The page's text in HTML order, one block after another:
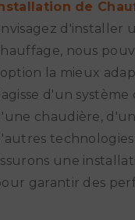
de
d'installer
nous
la mieux
d'un
chaudière,
une
garantir des